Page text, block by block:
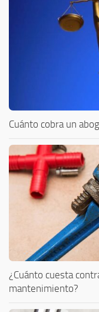
Cuánto cobra un
¿Cuánto cuesta
mantenimiento?